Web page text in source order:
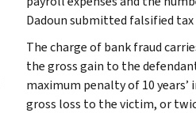
Dadoun submitted falsified
The charge of bank fraud
the gross gain to the
maximum penalty of 10
gross loss to the victim, or